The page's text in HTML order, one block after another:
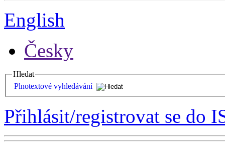
English
Česky
Hledat
Plnotextové vyhledávání
Přihlásit/registrovat se do